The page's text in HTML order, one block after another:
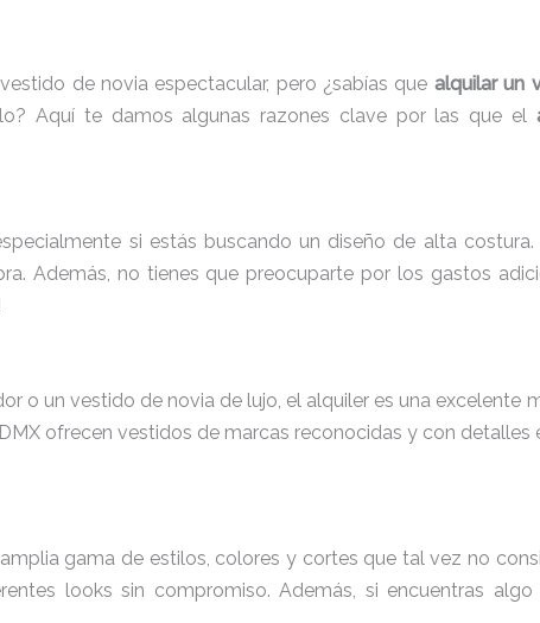
de novia espectacular, pero ¿sabías que alquilar un
Aquí te damos algunas razones clave por las que el
si estás buscando un diseño de alta
Además, no tienes que preocuparte por los gastos
o un vestido de novia de lujo, el alquiler es una excelente
ofrecen vestidos de marcas reconocidas y con detalles
gama de estilos, colores y cortes que tal vez no
looks sin compromiso. Además, si encuentras